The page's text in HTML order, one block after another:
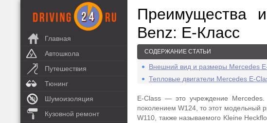
Главная
Автошкола
Путешествия
Тюнинг
Шумоизоляция
Кузовной ремонт
Преимущества
Benz: E-Класс
СОДЕРЖАНИЕ СТАТЬИ
Внешний вид и размеры Mercedes
Тепловые двигатели Mercedes E-
E-Class — это учреждение
поколением W124, то этот модельный
W110, также называемого Kleine